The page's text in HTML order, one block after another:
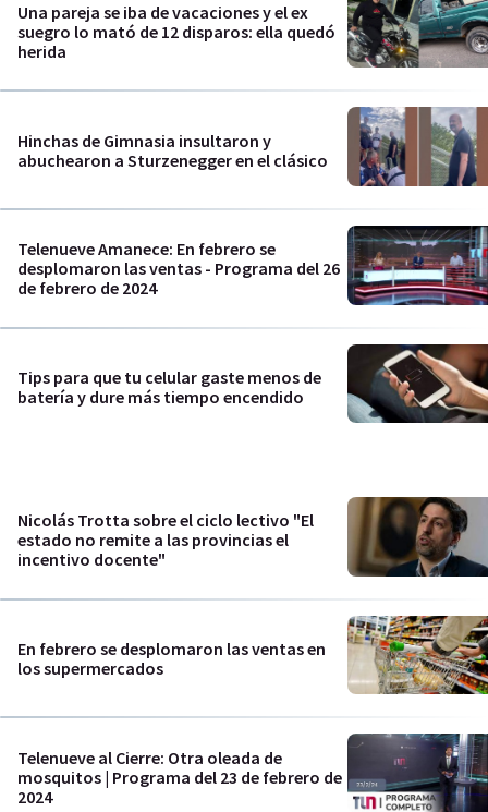
Una pareja se iba de vacaciones y el ex
suegro lo mató de 12 disparos: ella quedó
herida
Hinchas de Gimnasia insultaron y
abuchearon a Sturzenegger en el clásico
Telenueve Amanece: En febrero se
desplomaron las ventas - Programa del 26
de febrero de 2024
Tips para que tu celular gaste menos de
batería y dure más tiempo encendido
Nicolás Trotta sobre el ciclo lectivo "El
estado no remite a las provincias el
incentivo docente"
En febrero se desplomaron las ventas en
los supermercados
Telenueve al Cierre: Otra oleada de
mosquitos | Programa del 23 de febrero de
2024